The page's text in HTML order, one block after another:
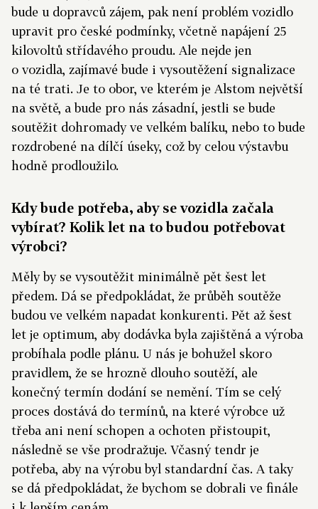
bude u dopravců zájem, pak není problém vozidlo
upravit pro české podmínky, včetně napájení 25
kilovoltů střídavého proudu. Ale nejde jen
o vozidla, zajímavé bude i vysoutěžení signalizace
na té trati. Je to obor, ve kterém je Alstom největší
na světě, a bude pro nás zásadní, jestli se bude
soutěžit dohromady ve velkém balíku, nebo to bude
rozdrobené na dílčí úseky, což by celou výstavbu
hodně prodloužilo.
Kdy bude potřeba, aby se vozidla začala
vybírat? Kolik let na to budou potřebovat
výrobci?
Měly by se vysoutěžit minimálně pět šest let
předem. Dá se předpokládat, že průběh soutěže
budou ve velkém napadat konkurenti. Pět až šest
let je optimum, aby dodávka byla zajištěná a výroba
probíhala podle plánu. U nás je bohužel skoro
pravidlem, že se hrozně dlouho soutěží, ale
konečný termín dodání se nemění. Tím se celý
proces dostává do termínů, na které výrobce už
třeba ani není schopen a ochoten přistoupit,
následně se vše prodražuje. Včasný tendr je
potřeba, aby na výrobu byl standardní čas. A taky
se dá předpokládat, že bychom se dobrali ve finále